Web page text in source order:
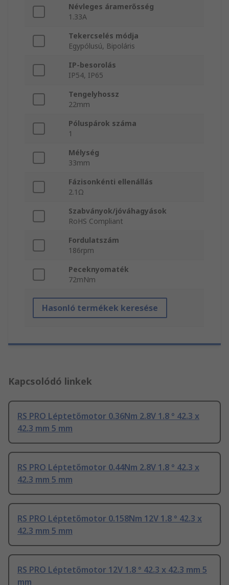
Névleges áramerősség
1.33A
Tekercselés módja
Egypólusú, Bipoláris
IP-besorolás
IP54, IP65
Tengelyhossz
22mm
Póluspárok száma
1
Mélység
33mm
Fázisonkénti ellenállás
2.1Ω
Szabványok/jóváhagyások
RoHS Compliant
Fordulatszám
186rpm
Peceknyomaték
72mNm
Hasonló termékek keresése
Kapcsolódó linkek
RS PRO Léptetőmotor 0.36Nm 2.8V 1.8 ° 42.3 x
42.3 mm 5 mm
RS PRO Léptetőmotor 0.44Nm 2.8V 1.8 ° 42.3 x
42.3 mm 5 mm
RS PRO Léptetőmotor 0.158Nm 12V 1.8 ° 42.3 x
42.3 mm 5 mm
RS PRO Léptetőmotor 12V 1.8 ° 42.3 x 42.3 mm 5
mm